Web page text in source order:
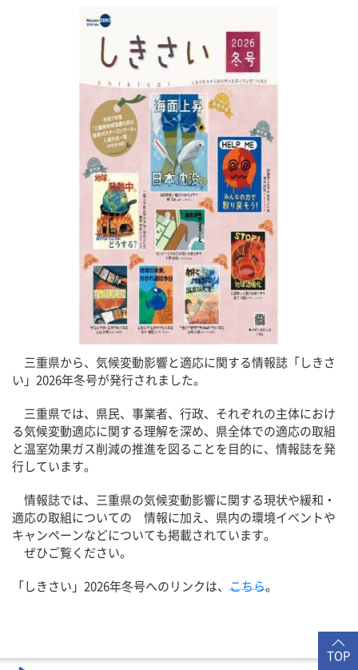
三重県から、気候変動影響と適応に関する情報誌「しきさ
い」2026年冬号が発行されました。
三重県では、県民、事業者、行政、それぞれの主体におけ
る気候変動適応に関する理解を深め、県全体での適応の取組
と温室効果ガス削減の推進を図ることを目的に、情報誌を発
行しています。
情報誌では、三重県の気候変動影響に関する現状や緩和・
適応の取組についての 情報に加え、県内の環境イベントや
キャンペーンなどについても掲載されています。
ぜひご覧ください。
「しきさい」2026年冬号へのリンクは、 こちら。
TOP